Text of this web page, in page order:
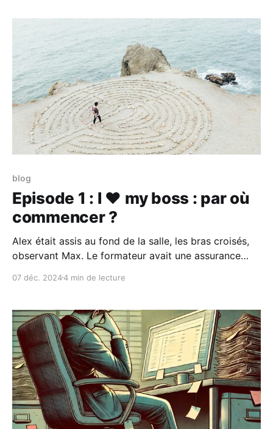
blog
Episode 1 : I ❤️ my boss : par où
commencer ?
Alex était assis au fond de la salle, les bras croisés,
observant Max. Le formateur avait une assurance
participants. Pourtant, Alex restait sur la réserve. Être
mois de turnover, de tensions
07 déc. 20244 min de lecture